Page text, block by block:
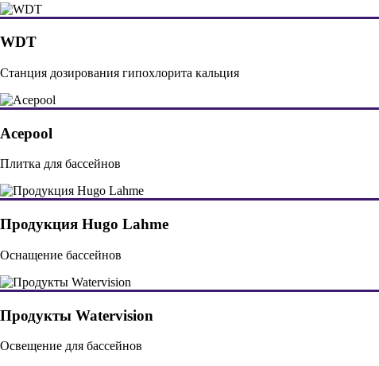
WDT
Станция дозирования гипохлорита кальция
Acepool
Плитка для бассейнов
Продукция Hugo Lahme
Оснащение бассейнов
Продукты Watervision
Освещение для бассейнов